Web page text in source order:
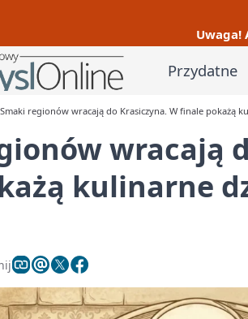
Uwaga!
Przydatne
Smaki regionów wracają do Krasiczyna. W finale pokażą
wracają
kulinarne